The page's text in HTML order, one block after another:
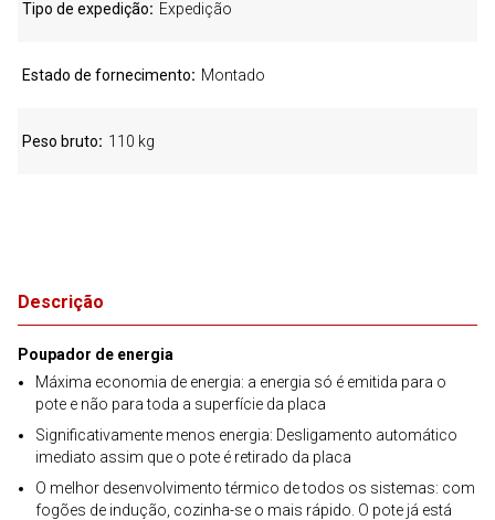
Descrição
Poupador de energia
Máxima economia de energia: a energia só é emitida para o
pote e não para toda a superfície da placa
Significativamente menos energia: Desligamento automático
imediato assim que o pote é retirado da placa
O melhor desenvolvimento térmico de todos os sistemas: com
fogões de indução, cozinha-se o mais rápido. O pote já está
Tipo de expedição Expedição
Estado de fornecimento Montado
Peso bruto 110 kg